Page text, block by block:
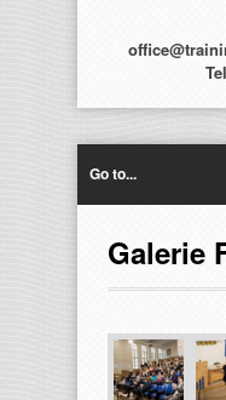
Go to...
Galerie